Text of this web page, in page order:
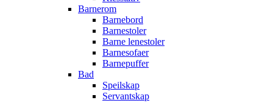
Barnerom
Barnebord
Barnestoler
Barne lenestoler
Barnesofaer
Barnepuffer
Bad
Speilskap
Servantskap